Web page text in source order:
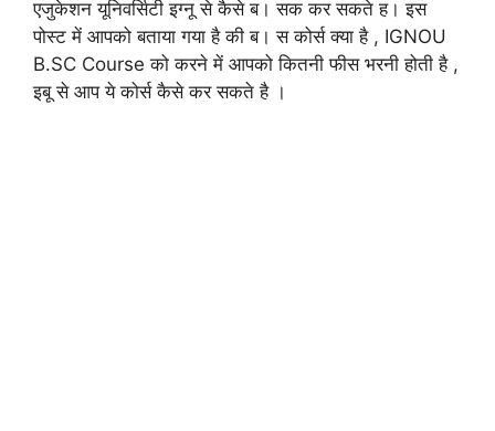
एजुकेशन यूनिवर्सिटी इग्नू से कैसे ब। सक कर सकते ह। इस
पोस्ट में आपको बताया गया है की ब। स कोर्स क्या है , IGNOU
B.SC Course को करने में आपको कितनी फीस भरनी होती है ,
इबू से आप ये कोर्स कैसे कर सकते है ।